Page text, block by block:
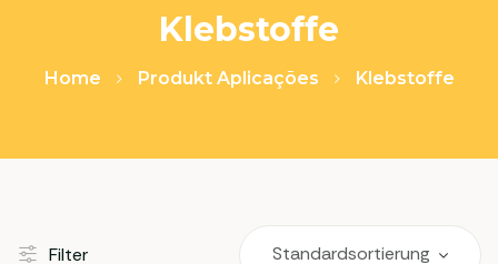
Klebstoffe
Home Produkt Aplicações Klebstoffe
Filter